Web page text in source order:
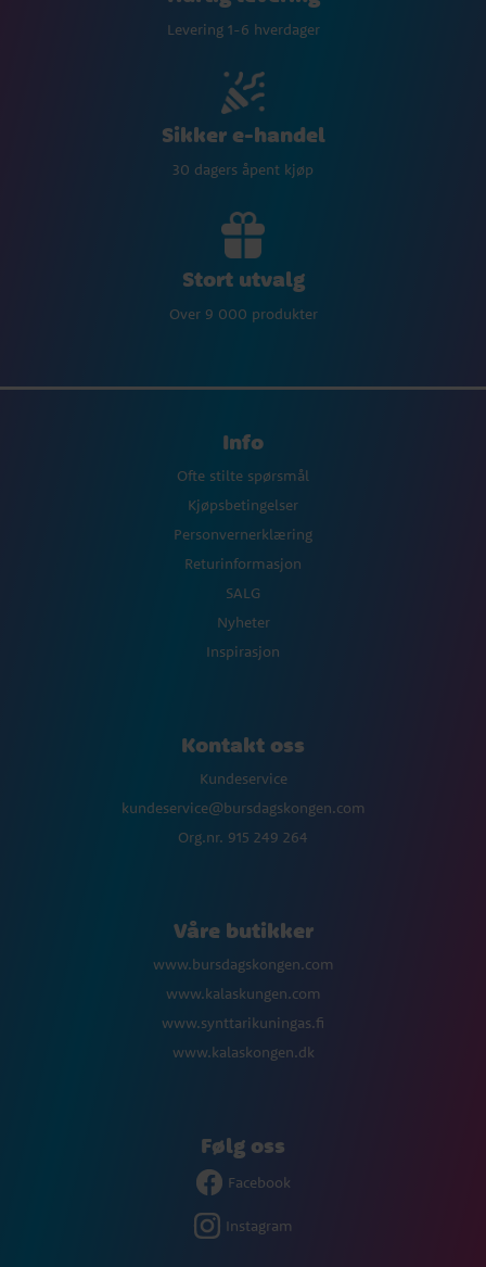
Levering 1-6 hverdager
Sikker e-handel
30 dagers åpent kjøp
Stort utvalg
Over 9 000 produkter
Info
Ofte stilte spørsmål
Kjøpsbetingelser
Personvernerklæring
Returinformasjon
SALG
Nyheter
Inspirasjon
Kontakt oss
Kundeservice
kundeservice@bursdagskongen.com
Org.nr. 915 249 264
Våre butikker
www.bursdagskongen.com
www.kalaskungen.com
www.synttarikuningas.fi
www.kalaskongen.dk
Følg oss
Facebook
Instagram